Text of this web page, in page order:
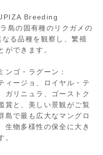
Breeding
島の固有種のリクガメの
る品種を観察し、繁殖
ができます。
ンゴ・ラグーン：
ィージョ、ロイヤル・テ
ガリニュラ、ゴーストク
賞と、美しい景観がご覧
島で最も広大なマングロ
生物多様性の保全に大き
。